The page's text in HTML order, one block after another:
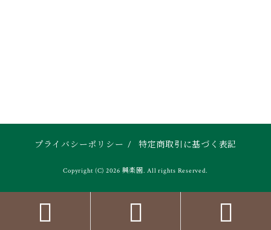
プライバシーポリシー / 特定商取引に基づく表記
Copyright (C) 2026 興楽園. All rights Reserved.
  